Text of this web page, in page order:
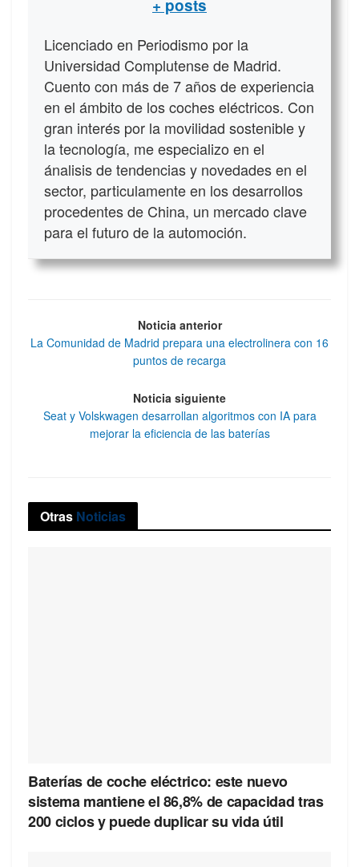
+ posts
Licenciado en Periodismo por la
Universidad Complutense de Madrid.
Cuento con más de 7 años de experiencia
en el ámbito de los coches eléctricos. Con
gran interés por la movilidad sostenible y
la tecnología, me especializo en el
ánalisis de tendencias y novedades en el
sector, particulamente en los desarrollos
procedentes de China, un mercado clave
para el futuro de la automoción.
Noticia anterior
La Comunidad de Madrid prepara una electrolinera con 16
puntos de recarga
Noticia siguiente
Seat y Volskwagen desarrollan algoritmos con IA para
mejorar la eficiencia de las baterías
Otras Noticias
Baterías de coche eléctrico: este nuevo
sistema mantiene el 86,8% de capacidad tras
200 ciclos y puede duplicar su vida útil